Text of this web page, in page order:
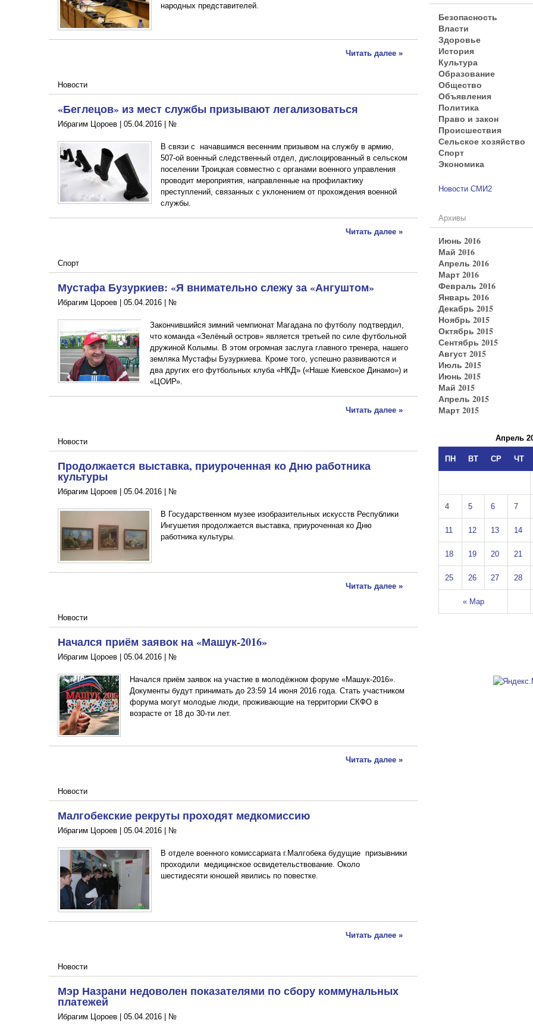
народных представителей.
Читать далее »
Новости
«Беглецов» из мест службы призывают легализоваться
Ибрагим Цороев | 05.04.2016 №
В связи с начавшимся весенним призывом на службу в армию,
507-ой военный следственный отдел, дислоцированный в сельском
поселении Троицкая совместно с органами военного управления
проводит мероприятия, направленные на профилактику
преступлений, связанных с уклонением от прохождения военной
службы.
Читать далее »
Спорт
Мустафа Бузуркиев: «Я внимательно слежу за «Ангуштом»
Ибрагим Цороев | 05.04.2016 №
Закончившийся зимний чемпионат Магадана по футболу подтвердил,
что команда «Зелёный остров» является третьей по силе футбольной
дружиной Колымы. В этом огромная заслуга главного тренера, нашего
земляка Мустафы Бузуркиева. Кроме того, успешно развиваются и
два других его футбольных клуба «НКД» («Наше Киевское Динамо») и
«ЦОИР».
Читать далее »
Новости
Продолжается выставка, приуроченная ко Дню работника
культуры
Ибрагим Цороев | 05.04.2016 №
В Государственном музее изобразительных искусств Республики
Ингушетия продолжается выставка, приуроченная ко Дню
работника культуры.
Читать далее »
Новости
Начался приём заявок на «Машук-2016»
Ибрагим Цороев | 05.04.2016 №
Начался приём заявок на участие в молодёжном форуме «Машук-2016».
Документы будут принимать до 23:59 14 июня 2016 года. Стать участником
форума могут молодые люди, проживающие на территории СКФО в
возрасте от 18 до 30-ти лет.
Читать далее »
Новости
Малгобекские рекруты проходят медкомиссию
Ибрагим Цороев | 05.04.2016 №
В отделе военного комиссариата г.Малгобека будущие призывники
проходили медицинское освидетельствование. Около
шестидесяти юношей явились по повестке.
Читать далее »
Новости
Мэр Назрани недоволен показателями по сбору коммунальных
платежей
Ибрагим Цороев | 05.04.2016 | №
Безопасность
Власти
Здоровье
История
Культура
Образование
Общество
Объявления
Политика
Право и закон
Происшествия
Сельское хозяйство
Спорт
Экономика
Новости СМИ2
Архивы
Июнь 2016
Май 2016
Апрель 2016
Март 2016
Февраль 2016
Январь 2016
Декабрь 2015
Ноябрь 2015
Октябрь 2015
Сентябрь 2015
Август 2015
Июль 2015
Июнь 2015
Май 2015
Апрель 2015
Март 2015
Апрель
ПН ВТ СР ЧТ
« Мар
4 5 6 7
11 12 13 14
18 19 20 21
25 26 27 28